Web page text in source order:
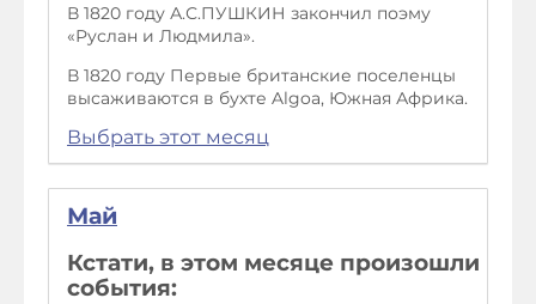
В 1820 году А.С.ПУШКИН закончил поэму
«Руслан и Людмила».
В 1820 году Первые британские поселенцы
высаживаются в бухте Algoa, Южная Африка.
Выбрать этот месяц
Май
Кстати, в этом месяце произошли
события: